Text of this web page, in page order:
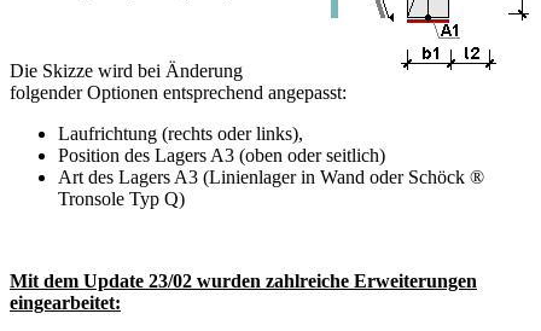
Die Skizze wird bei Änderung
folgender Optionen entsprechend angepasst:
Laufrichtung (rechts oder links),
Position des Lagers A3 (oben oder seitlich)
Art des Lagers A3 (Linienlager in Wand oder Schöck ®
Tronsole Typ Q)
Mit dem Update 23/02 wurden zahlreiche Erweiterungen
eingearbeitet: